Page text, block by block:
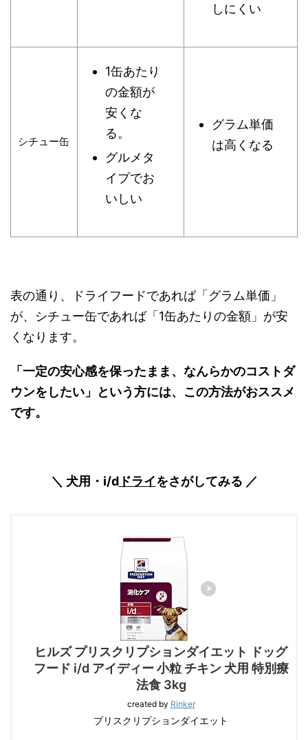
しにくい
シチュー缶
1缶あたり
の金額が
安くな
る。
グルメタ
イプでお
いしい
グラム単価
は高くなる
表の通り、ドライフードであれば「グラム単価」
が、シチュー缶であれば「1缶あたりの金額」が安
くなります。
「一定の安心感を保ったまま、なんらかのコストダ
ウンをしたい」という方には、この方法がおススメ
です。
＼ 犬用・i/dドライをさがしてみる ／
ヒルズ プリスクリプションダイエット ドッグ
フード i/d アイディー 小粒 チキン 犬用 特別療
法食 3kg
created by Rinker
プリスクリプションダイエット